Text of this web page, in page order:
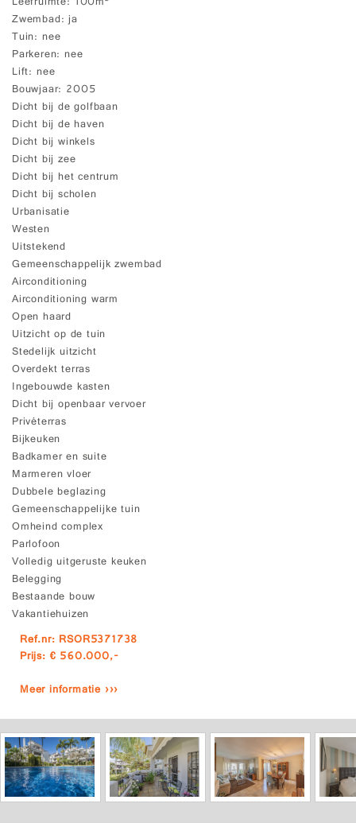
Zwembad ja
Tuin nee
Parkeren nee
Lift nee
Bouwjaar 2005
Dicht bij de golfbaan
Dicht bij de haven
Dicht bij winkels
Dicht bij zee
Dicht bij het centrum
Dicht bij scholen
Urbanisatie
Westen
Uitstekend
Gemeenschappelijk zwembad
Airconditioning
Airconditioning warm
Open haard
Uitzicht op de tuin
Stedelijk uitzicht
Overdekt terras
Ingebouwde kasten
Dicht bij openbaar vervoer
Privéterras
Bijkeuken
Badkamer en suite
Marmeren vloer
Dubbele beglazing
Gemeenschappelijke tuin
Omheind complex
Parlofoon
Volledig uitgeruste keuken
Belegging
Bestaande bouw
Vakantiehuizen
Ref.nr: RSOR5371738
Prijs: € 560.000,-
Meer informatie ›››